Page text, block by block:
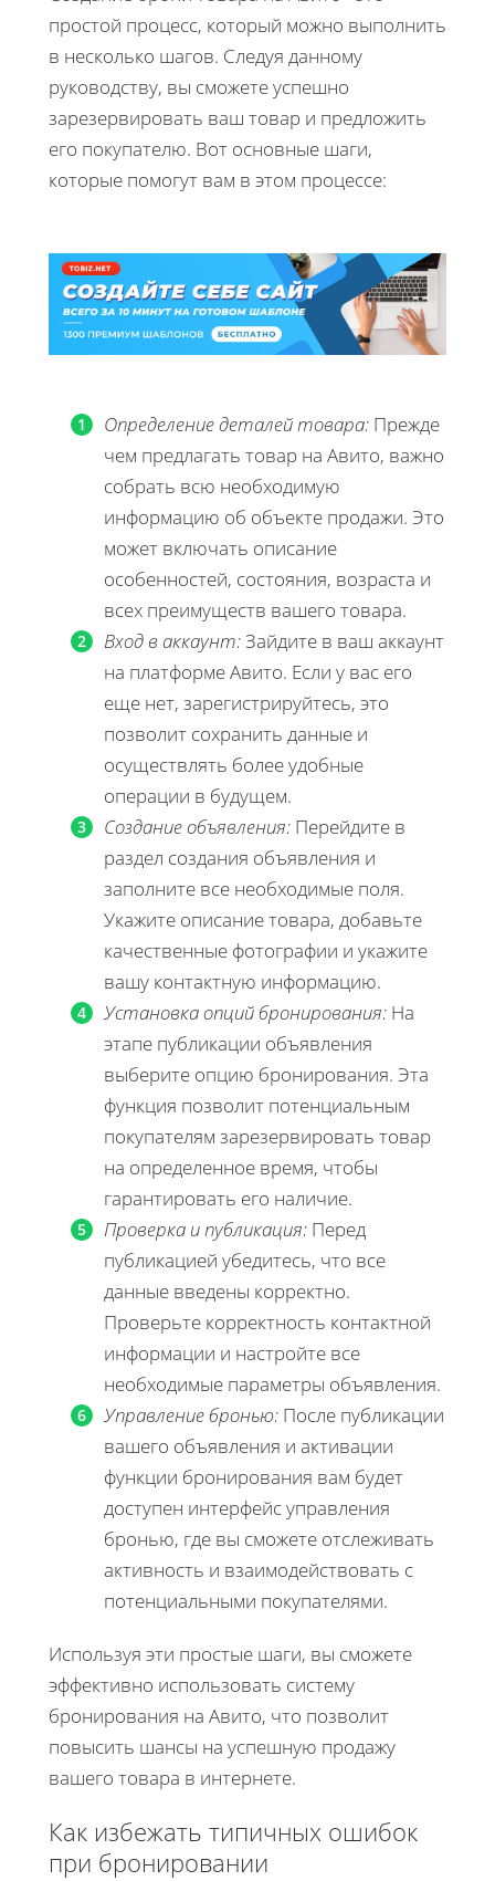
простой процесс, который можно выполнить
в несколько шагов. Следуя данному
руководству, вы сможете успешно
зарезервировать ваш товар и предложить
его покупателю. Вот основные шаги,
которые помогут вам в этом процессе:
Определение деталей товара: Прежде
чем предлагать товар на Авито, важно
собрать всю необходимую
информацию об объекте продажи. Это
может включать описание
особенностей, состояния, возраста и
всех преимуществ вашего товара.
Вход в аккаунт:Зайдите в ваш аккаунт
на платформе Авито. Если у вас его
еще нет, зарегистрируйтесь, это
позволит сохранить данные и
осуществлять более удобные
операции в будущем.
Создание объявления: Перейдите в
раздел создания объявления и
заполните все необходимые поля.
Укажите описание товара, добавьте
качественные фотографии и укажите
вашу контактную информацию.
Установка опций бронирования: На
этапе публикации объявления
выберите опцию бронирования. Эта
функция позволит потенциальным
покупателям зарезервировать товар
на определенное время, чтобы
гарантировать его наличие.
Проверка и публикация: Перед
публикацией убедитесь, что все
данные введены корректно.
Проверьте корректность контактной
информации и настройте все
необходимые параметры объявления.
Управление бронью: После публикации
вашего объявления и активации
функции бронирования вам будет
доступен интерфейс управления
бронью, где вы сможете отслеживать
активность и взаимодействовать с
потенциальными покупателями.
Используя эти простые шаги, вы сможете
эффективно использовать систему
бронирования на Авито, что позволит
повысить шансы на успешную продажу
вашего товара в интернете.
Как избежать типичных ошибок
при бронировании